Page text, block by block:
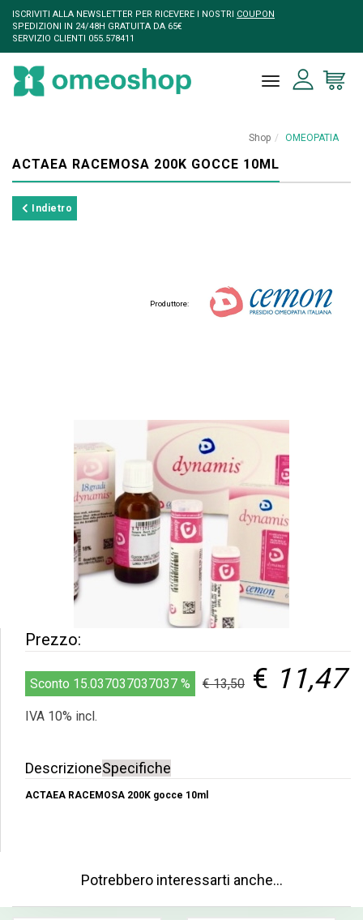
ISCRIVITI ALLA NEWSLETTER PER RICEVERE I NOSTRI COUPON
SPEDIZIONI IN 24/48H GRATUITA DA 65€
SERVIZIO CLIENTI 055.578411
toggle
Shop OMEOPATIA
ACTAEA RACEMOSA 200K GOCCE 10ML
Indietro
Produttore:
Prezzo:
Sconto 15.037037037037 % € 13,50 € 11,47
IVA 10% incl.
DescrizioneSpecifiche
ACTAEA RACEMOSA 200K gocce 10ml
Potrebbero interessarti anche…